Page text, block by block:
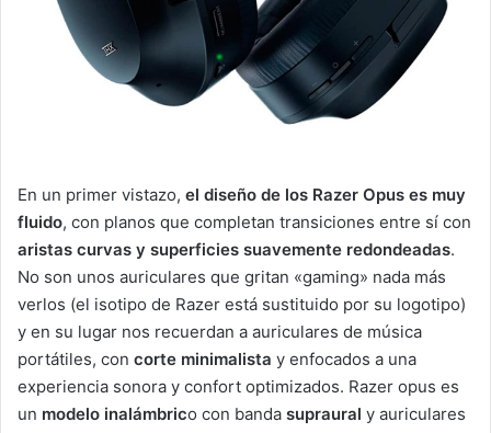
En un primer vistazo, el diseño de los Razer Opus es muy
fluido, con planos que completan transiciones entre sí con
aristas curvas y superficies suavemente redondeadas.
No son unos auriculares que gritan «gaming» nada más
verlos (el isotipo de Razer está sustituido por su logotipo)
y en su lugar nos recuerdan a auriculares de música
portátiles, con corte minimalista y enfocados a una
experiencia sonora y confort optimizados. Razer opus es
un modelo inalámbrico con banda supraural y auriculares